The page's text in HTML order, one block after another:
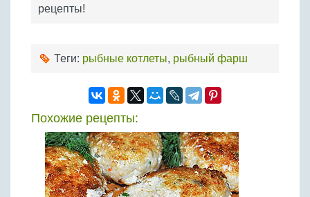
рецепты!
Теги: рыбные котлеты, рыбный фарш
Похожие рецепты: